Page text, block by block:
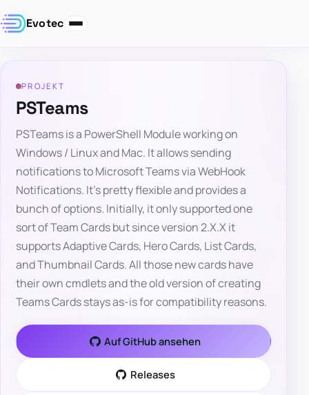
Evotec
PROJEKT
PSTeams
PSTeams is a PowerShell Module working on
Windows / Linux and Mac. It allows sending
notifications to Microsoft Teams via WebHook
Notifications. It's pretty flexible and provides a
bunch of options. Initially, it only supported one
sort of Team Cards but since version 2.X.X it
supports Adaptive Cards, Hero Cards, List Cards,
and Thumbnail Cards. All those new cards have
their own cmdlets and the old version of creating
Teams Cards stays as-is for compatibility reasons.
Auf GitHub ansehen
Releases